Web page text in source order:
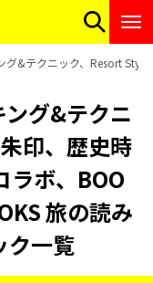
&テクニック、Resort
グ&テクニ
印、歴史時
ラボ、BOO
旅の読み
ク一覧